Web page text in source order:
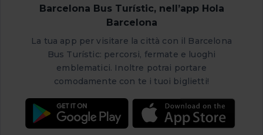
Barcelona Bus Turístic, nell’app Hola
Barcelona
La tua app per visitare la città con il Barcelona
Bus Turístic: percorsi, fermate e luoghi
emblematici. Inoltre potrai portare
comodamente con te i tuoi biglietti!